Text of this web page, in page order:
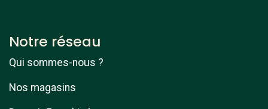
Notre réseau
Qui sommes-nous ?
Nos magasins